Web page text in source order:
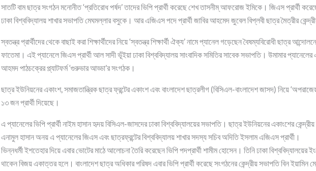
সাতটি বাম ছাত্র সংগঠন মনোনীত ‘প্রতিরোধ পর্ষদ’ তাদের ভিপি প্রার্থী করেছে শেখ তাসনীম্ আফরোজ ইমিকে। জিএস প্রার্থী
ঢাকা বিশ্ববিদ্যালয় শাখার সভাপতি মেঘমল্লার বসুকে। আর এজিএস পদে প্রার্থী জাবির আহমেদ জুবেল বিপ্লবী ছাত্র মৈত্রীর
স্বতন্ত্র প্রার্থীদের থেকে বাছাই করা শিক্ষার্থীদের নিয়ে ‘স্বতন্ত্র শিক্ষার্থী ঐক্য’ নামে প্যানেল গড়েছেন বৈষম্যবিরোধী ছাত্র
ফাতেমা। এই প্যানেলে জিএস প্রার্থী আল সাদী ভূঁইয়া ঢাকা বিশ্ববিদ্যালয় সাংবাদিক সমিতির সাবেক সভাপতি। উমামার প্যানেলের
আহমদ পাঠচক্রের প্ল্যাটফর্ম ‘গুরুভার আড্ডা’র সংগঠক।
ছাত্র ইউনিয়নের একাংশ, সমাজতান্ত্রিক ছাত্র ফ্রন্টের একাংশ এবং বাংলাদেশ ছাত্রলীগ (বিসিএল-বাংলাদেশ জাসদ) নিয়ে
১৩ জন প্রার্থী দিয়েছে।
এ প্যানেলের ভিপি প্রার্থী নাইম হাসান হৃদয় বিসিএল-জাসদের ঢাকা বিশ্ববিদ্যালয়ের সভাপতি। ছাত্র ইউনিয়নের একাংশের
এনামুল হাসান অনয় এ প্যানেলের জিএস এবং ছাত্রফ্রন্টের বিশ্ববিদ্যালয় শাখার সদস্য সচিব অদিতি ইসলাম এজিএস প্রার্থী।
ভিন্নধর্মী ইশতেহার দিয়ে এবার ভোটের মাঠে আলোচনা তৈরি করেছেন ভিপি পদপ্রার্থী শামীম হোসেন। তিনি ঢাকা বিশ্ববিদ্যালয়ের
থাকেন বিজয় একাত্তর হলে। বাংলাদেশ ছাত্র অধিকার পরিষদ এবার ভিপি প্রার্থী করেছে সংগঠনের কেন্দ্রীয় সভাপতি বিন